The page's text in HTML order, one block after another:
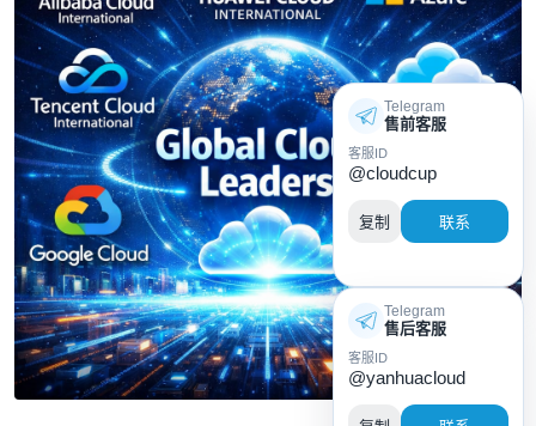
Telegram
售前客服
客服ID
@cloudcup
复制 联系
Telegram
售后客服
客服ID
@yanhuacloud